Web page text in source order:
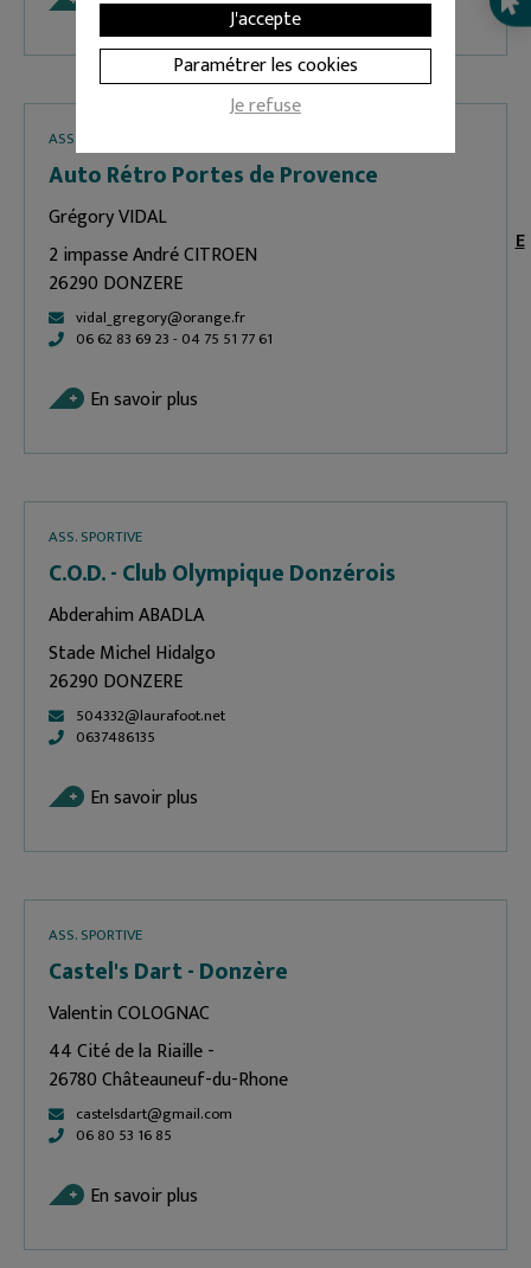
E
ASS. CULTURE & LOISIRS
Auto Rétro Portes de Provence
Grégory VIDAL
2 impasse André CITROEN
26290 DONZERE
vidal_gregory@orange.fr
06 62 83 69 23 - 04 75 51 77 61
En savoir plus
ASS. SPORTIVE
C.O.D. - Club Olympique Donzérois
Abderahim ABADLA
Stade Michel Hidalgo
26290 DONZERE
504332@laurafoot.net
0637486135
En savoir plus
ASS. SPORTIVE
Castel's Dart - Donzère
Valentin COLOGNAC
44 Cité de la Riaille -
26780 Châteauneuf-du-Rhone
castelsdart@gmail.com
06 80 53 16 85
En savoir plus
J'accepte
Paramétrer les cookies
Je refuse